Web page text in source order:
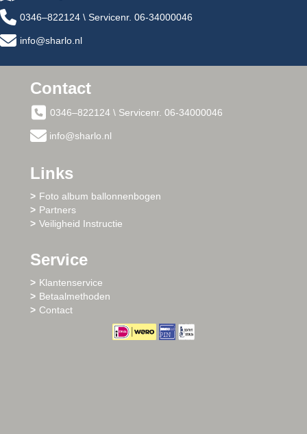
0346–822124 \ Servicenr. 06-34000046
info@sharlo.nl
Contact
0346–822124 \ Servicenr. 06-34000046
info@sharlo.nl
Links
Foto album ballonnenbogen
Partners
Veiligheid Instructie
Service
Klantenservice
Betaalmethoden
Contact